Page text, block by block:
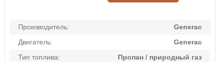
Производитель:
Generac
Двигатель:
Generac
Тип топлива:
Пропан / природный газ